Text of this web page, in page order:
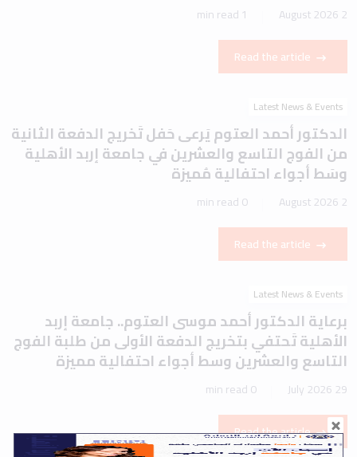
2 August 2026
1 min read
Read the article
Latest News & Events
الدكتور أحمد العتوم يَرعى حَفل تَخريج الدفعة الثانية
من الفوج التاسع والعشرين في جامعة إربد الأهلية
وسَط أجواء احتفالية مُميزة
2 August 2026
0 min read
Read the article
Latest News & Events
برعاية الدكتور أحمد موسى العتوم.. جامعة إربد
الأهلية تَحتفي بتخريج الدفعة الأولى من طلبة الفوج
التاسع والعشرين وسط أجواء احتفالية مميزة
29 July 2026
0 min read
Read the article